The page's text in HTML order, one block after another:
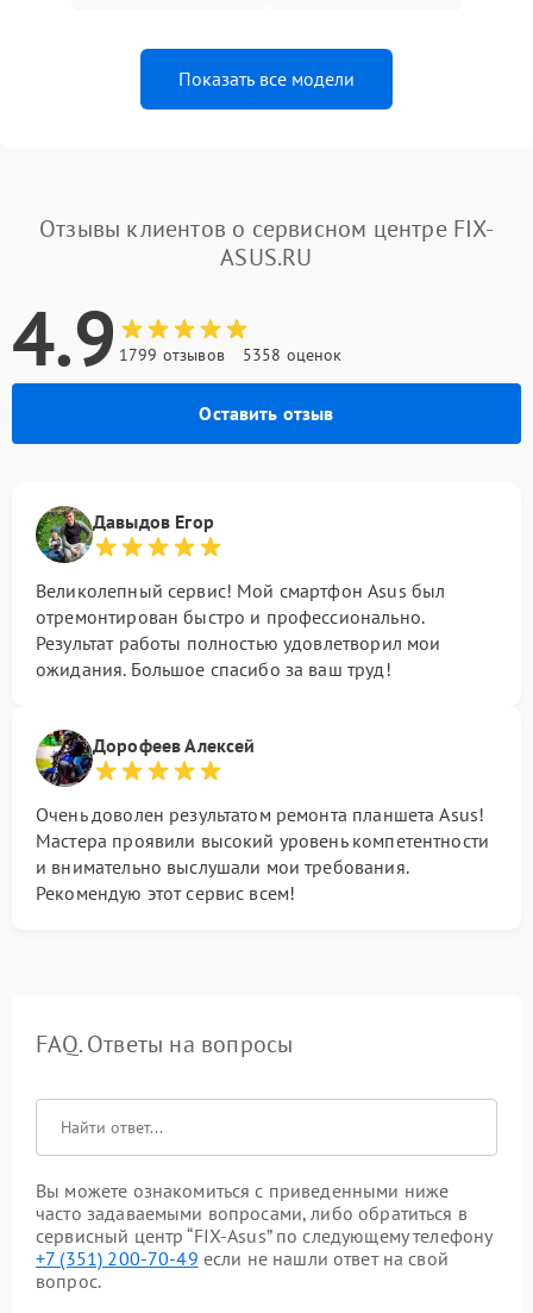
Показать все модели
Отзывы клиентов о сервисном центре FIX-
ASUS.RU
4.9 1799 отзывов 5358 оценок
Оставить отзыв
Давыдов Егор
Великолепный сервис! Мой смартфон Asus был
отремонтирован быстро и профессионально.
Результат работы полностью удовлетворил мои
ожидания. Большое спасибо за ваш труд!
Дорофеев Алексей
Очень доволен результатом ремонта планшета Asus!
Мастера проявили высокий уровень компетентности
и внимательно выслушали мои требования.
Рекомендую этот сервис всем!
FAQ. Ответы на вопросы
Вы можете ознакомиться с приведенными ниже
часто задаваемыми вопросами, либо обратиться в
сервисный центр “FIX-Asus” по следующему телефону
+7 (351) 200-70-49 если не нашли ответ на свой
вопрос.